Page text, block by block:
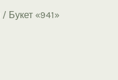
/ Букет «941»